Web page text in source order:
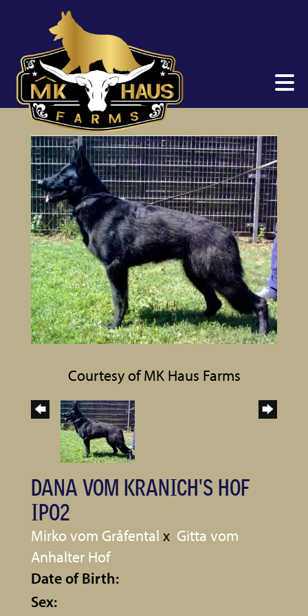
Courtesy of MK Haus Farms
DANA VOM KRANICH'S HOF
IPO2
Mirko vom Gråfental x Gitta vom
Anhalter Hof
Date of Birth:
Sex: